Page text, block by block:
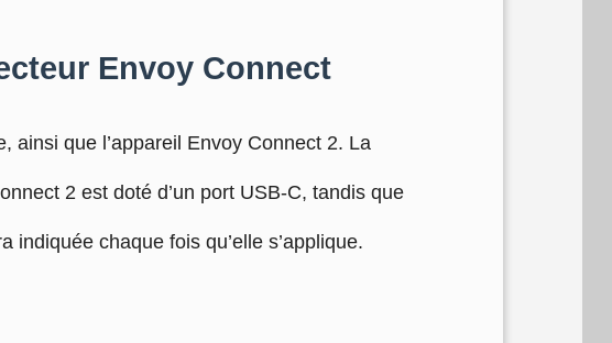
Envoy Connect
ainsi que l’appareil Envoy Connect 2. La
2 est doté d’un port USB-C, tandis que
indiquée chaque fois qu’elle s’applique.